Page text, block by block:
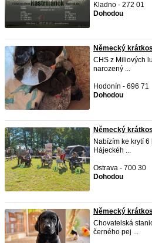
Kladno - 272 01
Dohodou
Německý
CHS z Miliových
narozený ...
Hodonín - 696 71
Dohodou
Německý
Nabízím ke krytí
Hájeckéh ...
Ostrava - 700 30
Dohodou
Německý
Chovatelská
černého pej ...